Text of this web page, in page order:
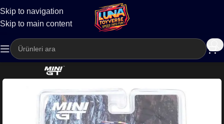
Skip to navigation
Skip to main content
Kargo